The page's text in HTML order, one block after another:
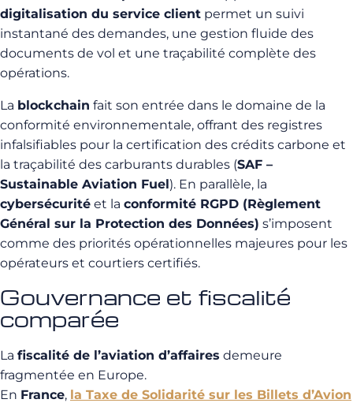
digitalisation du service client permet un suivi
instantané des demandes, une gestion fluide des
documents de vol et une traçabilité complète des
opérations.
La blockchain fait son entrée dans le domaine de la
conformité environnementale, offrant des registres
infalsifiables pour la certification des crédits carbone et
la traçabilité des carburants durables (SAF –
Sustainable Aviation Fuel). En parallèle, la
cybersécurité et la conformité RGPD (Règlement
Général sur la Protection des Données) s’imposent
comme des priorités opérationnelles majeures pour les
opérateurs et courtiers certifiés.
Gouvernance et fiscalité
comparée
La fiscalité de l’aviation d’affaires demeure
fragmentée en Europe.
En France, la Taxe de Solidarité sur les Billets d’Avion